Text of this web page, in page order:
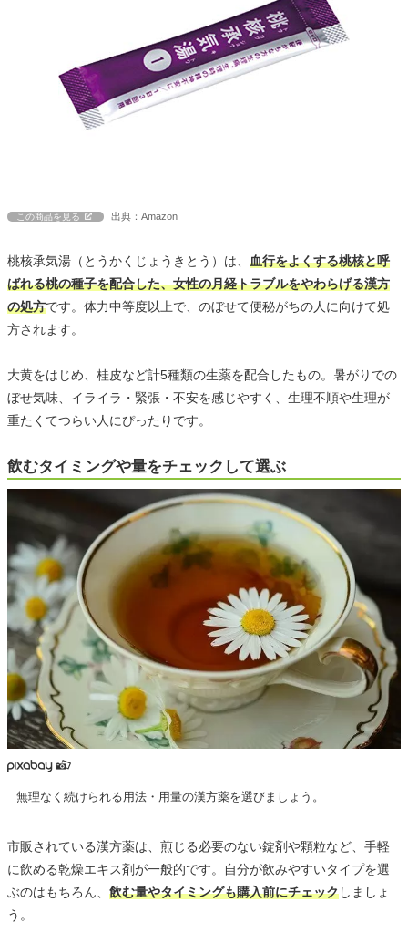
この商品を見る 出典：Amazon
桃核承気湯（とうかくじょうきとう）は、 血行をよくする桃核と呼
ばれる桃の種子を配合した、女性の月経トラブルをやわらげる漢方
の処方です。体力中等度以上で、のぼせて便秘がちの人に向けて処
方されます。
大黄をはじめ、桂皮など計5種類の生薬を配合したもの。暑がりでの
ぼせ気味、イライラ・緊張・不安を感じやすく、生理不順や生理が
重たくてつらい人にぴったりです。
飲むタイミングや量をチェックして選ぶ
無理なく続けられる用法・用量の漢方薬を選びましょう。
市販されている漢方薬は、煎じる必要のない錠剤や顆粒など、手軽
に飲める乾燥エキス剤が一般的です。自分が飲みやすいタイプを選
ぶのはもちろん、 飲む量やタイミングも購入前にチェックしましょ
う。